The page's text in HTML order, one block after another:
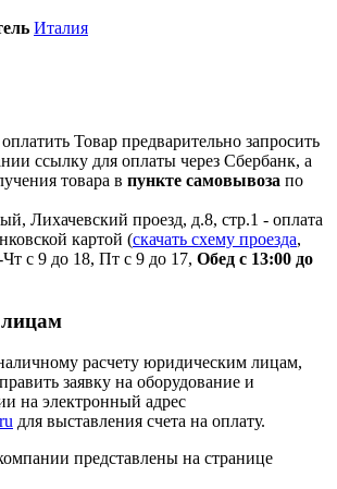
Италия
Товар предварительно запросить
ссылку для оплаты через Сбербанк, а
товара в пункте самовывоза по
Лихачевский проезд, д.8, стр.1 - оплата
картой (скачать схему проезда,
с 9 до 18, Пт с 9 до 17, Обед с 13:00 до
расчету юридическим лицам,
заявку на оборудование и
на электронный адрес
для выставления счета на оплату.
представлены на странице